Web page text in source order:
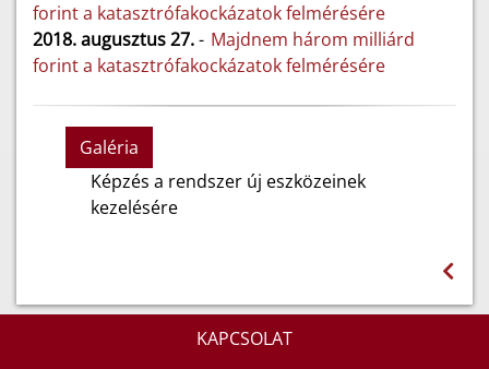
forint a katasztrófakockázatok felmérésére
2018. augusztus 27.- Majdnem három milliárd
forint a katasztrófakockázatok felmérésére
Galéria
Képzés a rendszer új eszközeinek
kezelésére
KAPCSOLAT